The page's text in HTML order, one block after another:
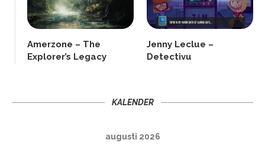
Amerzone – The
Explorer’s Legacy
Jenny Leclue –
Detectivu
KALENDER
augusti 2026